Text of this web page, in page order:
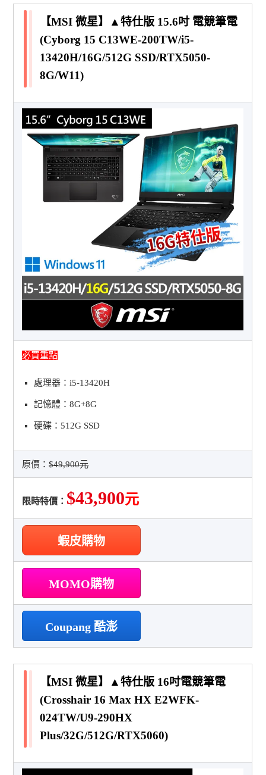
【MSI 微星】▲特仕版 15.6吋 電競筆電
(Cyborg 15 C13WE-200TW/i5-
13420H/16G/512G SSD/RTX5050-
8G/W11)
必買重點
處理器：i5-13420H
記憶體：8G+8G
硬碟：512G SSD
原價：$49,900元
限時特價： $43,900元
蝦皮購物
MOMO購物
Coupang 酷澎
【MSI 微星】▲特仕版 16吋電競筆電
(Crosshair 16 Max HX E2WFK-
024TW/U9-290HX
Plus/32G/512G/RTX5060)